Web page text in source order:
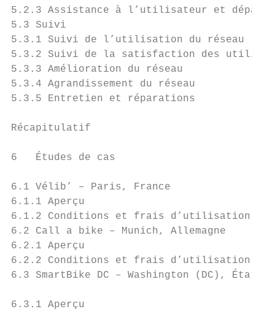
5.2.3 Assistance à l’utilisateur et
5.3 Suivi
5.3.1 Suivi de l’utilisation du
5.3.2 Suivi de la satisfaction des
5.3.3 Amélioration du réseau
5.3.4 Agrandissement du
5.3.5 Entretien et réparations
Récapitulatif
6   Études de cas
6.1 Vélib’ – Paris, France
6.1.1 Aperçu
6.1.2 Conditions et frais
6.2 Call a bike – Munich, Allemagne
6.2.1 Aperçu
6.2.2 Conditions et frais
6.3 SmartBike DC – Washington (DC),
6.3.1 Aperçu